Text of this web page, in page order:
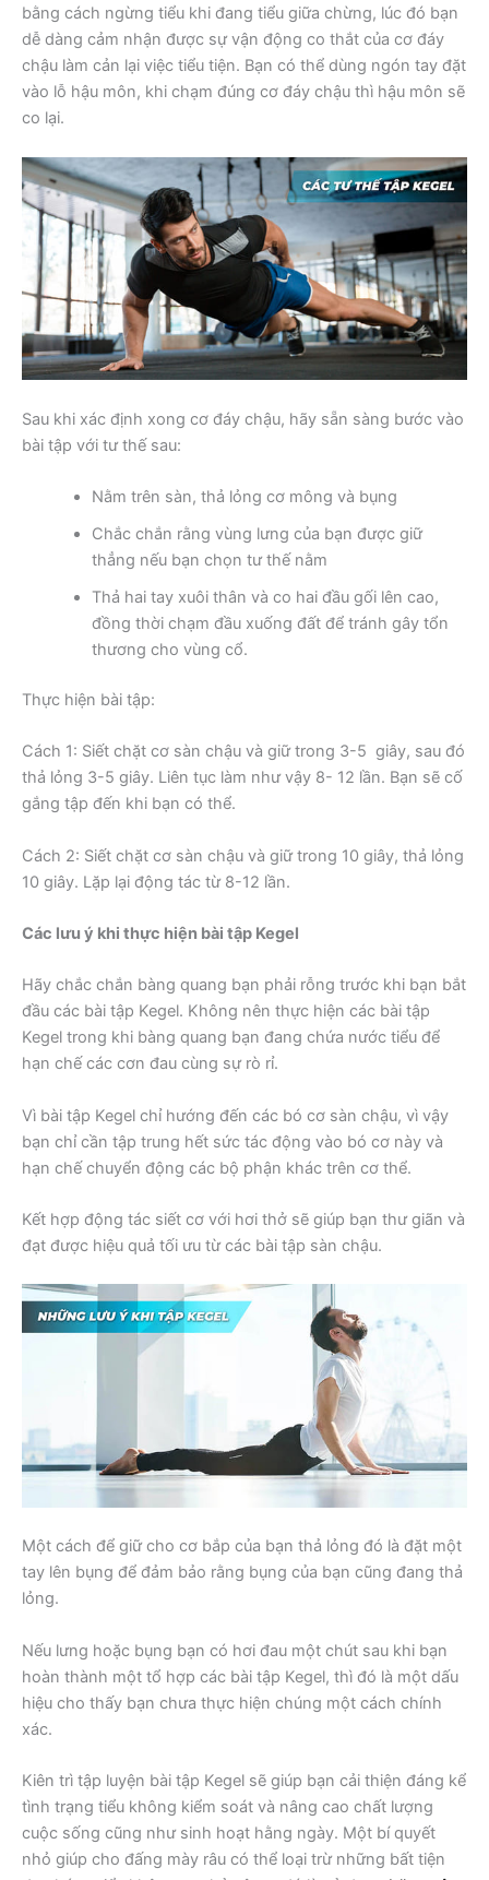
bằng cách ngừng tiểu khi đang tiểu giữa chừng, lúc đó bạn
dễ dàng cảm nhận được sự vận động co thắt của cơ đáy
chậu làm cản lại việc tiểu tiện. Bạn có thể dùng ngón tay đặt
vào lỗ hậu môn, khi chạm đúng cơ đáy chậu thì hậu môn sẽ
co lại.
Sau khi xác định xong cơ đáy chậu, hãy sẵn sàng bước vào
bài tập với tư thế sau:
Nằm trên sàn, thả lỏng cơ mông và bụng
Chắc chắn rằng vùng lưng của bạn được giữ
thẳng nếu bạn chọn tư thế nằm
Thả hai tay xuôi thân và co hai đầu gối lên cao,
đồng thời chạm đầu xuống đất để tránh gây tổn
thương cho vùng cổ.
Thực hiện bài tập:
Cách 1: Siết chặt cơ sàn chậu và giữ trong 3-5 giây, sau đó
thả lỏng 3-5 giây. Liên tục làm như vậy 8- 12 lần. Bạn sẽ cố
gắng tập đến khi bạn có thể.
Cách 2: Siết chặt cơ sàn chậu và giữ trong 10 giây, thả lỏng
10 giây. Lặp lại động tác từ 8-12 lần.
Các lưu ý khi thực hiện bài tập Kegel
Hãy chắc chắn bàng quang bạn phải rỗng trước khi bạn bắt
đầu các bài tập Kegel. Không nên thực hiện các bài tập
Kegel trong khi bàng quang bạn đang chứa nước tiểu để
hạn chế các cơn đau cùng sự rò rỉ.
Vì bài tập Kegel chỉ hướng đến các bó cơ sàn chậu, vì vậy
bạn chỉ cần tập trung hết sức tác động vào bó cơ này và
hạn chế chuyển động các bộ phận khác trên cơ thể.
Kết hợp động tác siết cơ với hơi thở sẽ giúp bạn thư giãn và
đạt được hiệu quả tối ưu từ các bài tập sàn chậu.
Một cách để giữ cho cơ bắp của bạn thả lỏng đó là đặt một
tay lên bụng để đảm bảo rằng bụng của bạn cũng đang thả
lỏng.
Nếu lưng hoặc bụng bạn có hơi đau một chút sau khi bạn
hoàn thành một tổ hợp các bài tập Kegel, thì đó là một dấu
hiệu cho thấy bạn chưa thực hiện chúng một cách chính
xác.
Kiên trì tập luyện bài tập Kegel sẽ giúp bạn cải thiện đáng kể
tình trạng tiểu không kiểm soát và nâng cao chất lượng
cuộc sống cũng như sinh hoạt hằng ngày. Một bí quyết
nhỏ giúp cho đấng mày râu có thể loại trừ những bất tiện